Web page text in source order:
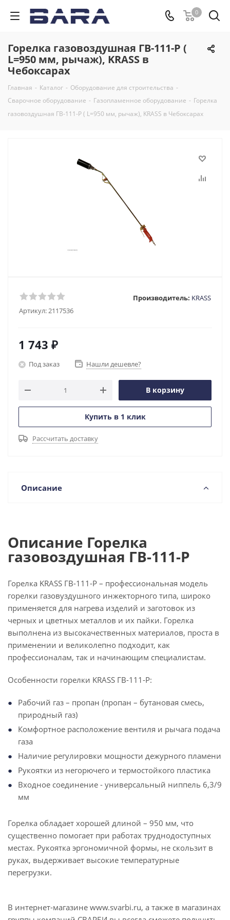
0
Горелка газовоздушная ГВ-111-Р (
L=950 мм, рычаж), KRASS в
Чебоксарах
Главная - Каталог - Оборудование для строительства -
Сварочное оборудование - Газопламенное оборудование - Горелка
газовоздушная ГВ-111-Р ( L=950 мм, рычаж), KRASS в Чебоксарах
Артикул:2117536
Производитель: KRASS
1 743 ₽
Под заказ Нашли дешевле?
В корзину
Купить в 1 клик
Рассчитать доставку
Описание
Описание Горелка
газовоздушная ГВ-111-Р
Горелка KRASS ГВ-111-Р – профессиональная модель
горелки газовуздушного инжекторного типа, широко
применяется для нагрева изделий и заготовок из
черных и цветных металлов и их пайки. Горелка
выполнена из высокачественных материалов, проста в
применении и великолепно подходит, как
профессионалам, так и начинающим специалистам.
Особенности горелки KRASS ГВ-111-Р:
Рабочий газ – пропан (пропан – бутановая смесь,
природный газ)
Комфортное расположение вентиля и рычага подача
газа
Наличие регулировки мощности дежурного пламени
Рукоятки из негорючего и термостойкого пластика
Входное соединение - универсальный ниппель 6,3/9
мм
Горелка обладает хорошей длиной – 950 мм, что
существенно помогает при работах труднодоступных
местах. Рукоятка эргономичной формы, не скользит в
руках, выдерживает высокие температурные
перегрузки.
В интернет-магазине www.svarbi.ru, а также в магазинах